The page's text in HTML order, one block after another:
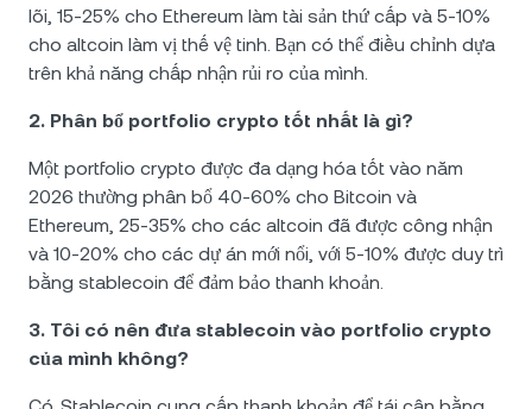
lõi, 15-25% cho Ethereum làm tài sản thứ cấp và 5-10%
cho altcoin làm vị thế vệ tinh. Bạn có thể điều chỉnh dựa
trên khả năng chấp nhận rủi ro của mình.
2. Phân bổ portfolio crypto tốt nhất là gì?
Một portfolio crypto được đa dạng hóa tốt vào năm
2026 thường phân bổ 40-60% cho Bitcoin và
Ethereum, 25-35% cho các altcoin đã được công nhận
và 10-20% cho các dự án mới nổi, với 5-10% được duy trì
bằng stablecoin để đảm bảo thanh khoản.
3. Tôi có nên đưa stablecoin vào portfolio crypto
của mình không?